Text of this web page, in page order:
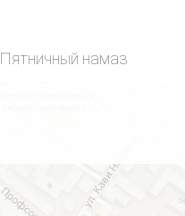
Пятничный намаз